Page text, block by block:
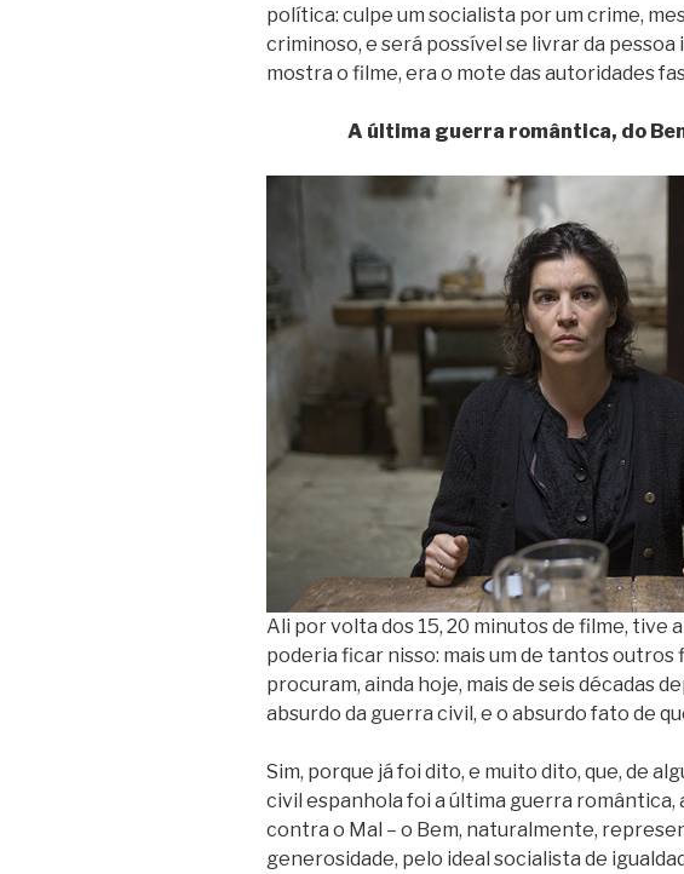
política: culpe um socialista por um crime,
criminoso, e será possível se livrar da pessoa
mostra o filme, era o mote das autoridades
A última guerra romântica, do
Ali por volta dos 15, 20 minutos de filme, tive
poderia ficar nisso: mais um de tantos outros
procuram, ainda hoje, mais de seis décadas
absurdo da guerra civil, e o absurdo fato de
Sim, porque já foi dito, e muito dito, que, de
civil espanhola foi a última guerra romântica,
contra o Mal – o Bem, naturalmente,
generosidade, pelo ideal socialista de